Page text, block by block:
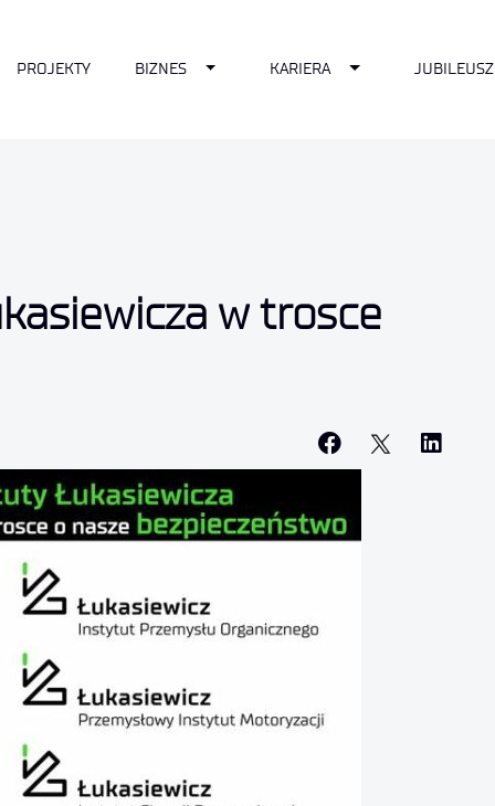
PROJEKTY BIZNES Toggle Dropdown
KARIERA Toggle Dropdown
JUBILEUSZ
w trosce